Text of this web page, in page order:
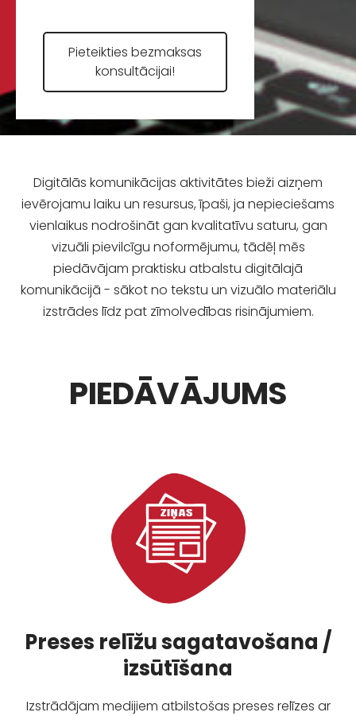
​Pieteikties bezmaksas
konsultācijai!​
Digitālās komunikācijas aktivitātes bieži aizņem
ievērojamu laiku un resursus, īpaši, ja nepieciešams
vienlaikus nodrošināt gan kvalitatīvu saturu, gan
vizuāli pievilcīgu noformējumu, tādēļ mēs
piedāvājam praktisku atbalstu digitālajā
komunikācijā - sākot no tekstu un vizuālo materiālu
izstrādes līdz pat zīmolvedības risinājumiem.
PIEDĀVĀJUMS
Preses relīžu sagatavošana /
izsūtīšana
Izstrādājam medijiem atbilstošas preses relīzes ar